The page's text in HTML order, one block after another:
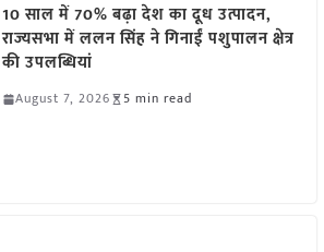
10 साल में 70% बढ़ा देश का दूध उत्पादन,
राज्यसभा में ललन सिंह ने गिनाईं पशुपालन क्षेत्र
की उपलब्धियां
August 7, 2026 5 min read